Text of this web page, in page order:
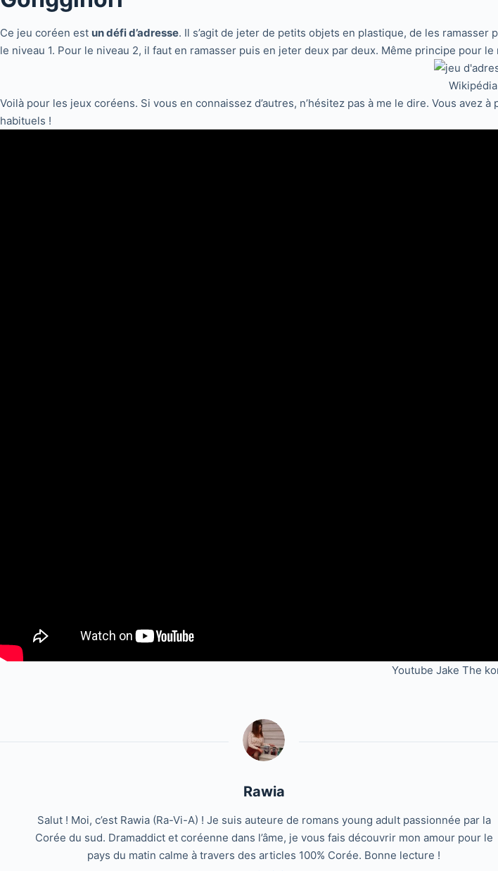
Ce jeu coréen est un défi d’adresse. Il s’agit de jeter de petits objets en plastique, de les ramasser
le niveau 1. Pour le niveau 2, il faut en ramasser puis en jeter deux par deux. Même principe pour le
Wikipédia
Voilà pour les jeux coréens. Si vous en connaissez d’autres, n’hésitez pas à me le dire. Vous avez
habituels !
Youtube Jake The
Rawia
Salut ! Moi, c’est Rawia (Ra-Vi-A) ! Je suis auteure de romans young adult passionnée par la
Corée du sud. Dramaddict et coréenne dans l’âme, je vous fais découvrir mon amour pour le
pays du matin calme à travers des articles 100% Corée. Bonne lecture !